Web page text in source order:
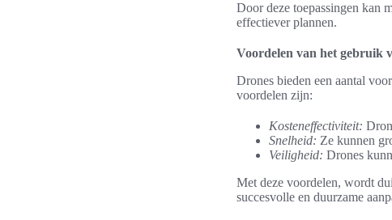
Door deze toepassingen kan
effectiever plannen.
Voordelen van het gebruik
Drones bieden een aantal
voordelen zijn:
Kosteneffectiviteit:
Snelheid: Ze kunnen
Veiligheid: Drones
Met deze voordelen, wordt
succesvolle en duurzame